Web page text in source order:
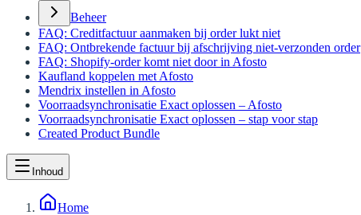
Beheer
FAQ: Creditfactuur aanmaken bij order lukt niet
FAQ: Ontbrekende factuur bij afschrijving niet-verzonden order
FAQ: Shopify-order komt niet door in Afosto
Kaufland koppelen met Afosto
Mendrix instellen in Afosto
Voorraadsynchronisatie Exact oplossen – Afosto
Voorraadsynchronisatie Exact oplossen – stap voor stap
Created Product Bundle
Inhoud
Home